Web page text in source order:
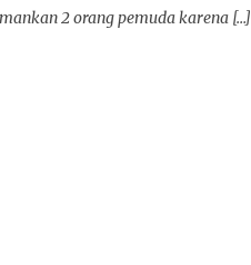
2 orang pemuda karena […]